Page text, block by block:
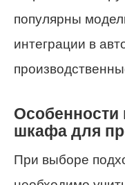
популярны
интеграции в
шкафа для
При выборе